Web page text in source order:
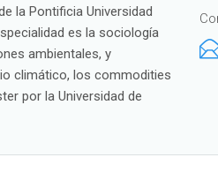
la Pontificia Universidad
es la sociología
ambientales, y
climático, los commodities
por la Universidad de